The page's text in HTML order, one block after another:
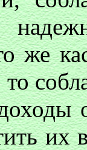
же
их